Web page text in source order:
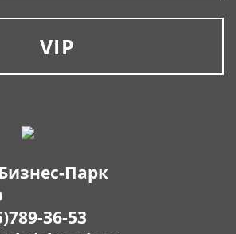
VIP
Парк
36-53